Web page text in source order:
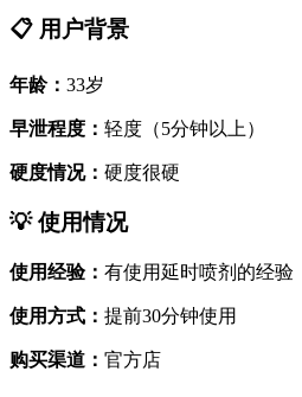
📋 用户背景
年龄： 33岁
早泄程度： 轻度（5分钟以上）
硬度情况： 硬度很硬
💡 使用情况
使用经验： 有使用延时喷剂的经验
使用方式： 提前30分钟使用
购买渠道： 官方店